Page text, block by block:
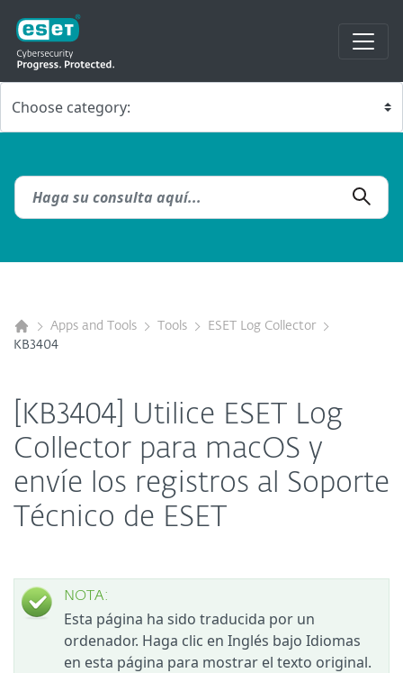
Apps and Tools Tools
ESET Log Collector
KB3404
[KB3404] Utilice ESET Log
Collector para macOS y
envíe los registros al Soporte
Técnico de ESET
NOTA:
Esta página ha sido traducida por un
ordenador. Haga clic en Inglés bajo Idiomas
en esta página para mostrar el texto original.